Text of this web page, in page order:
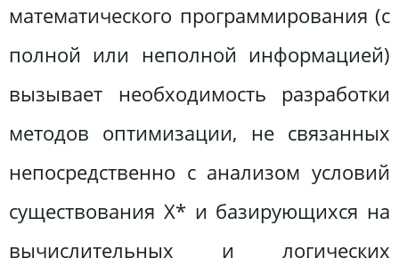
математического программирования (с
полной или неполной информацией)
вызывает необходимость разработки
методов оптимизации, не связанных
непосредственно с анализом условий
существования X* и базирующихся на
вычислительных и логических